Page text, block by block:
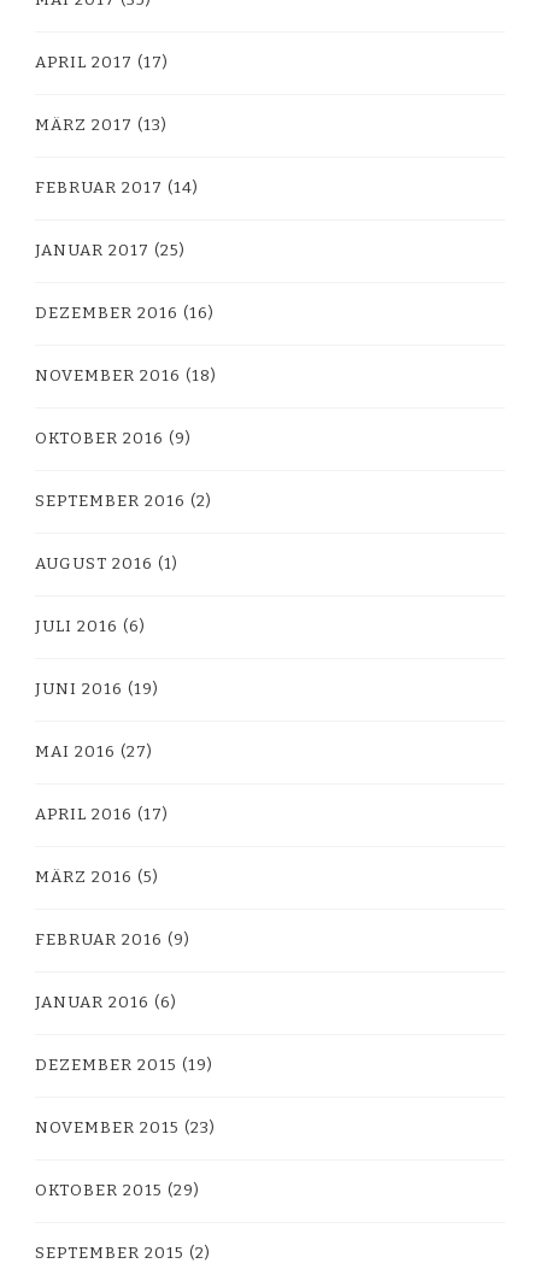
APRIL 2017 (17)
MÄRZ 2017 (13)
FEBRUAR 2017 (14)
JANUAR 2017 (25)
DEZEMBER 2016 (16)
NOVEMBER 2016 (18)
OKTOBER 2016 (9)
SEPTEMBER 2016 (2)
AUGUST 2016 (1)
JULI 2016 (6)
JUNI 2016 (19)
MAI 2016 (27)
APRIL 2016 (17)
MÄRZ 2016 (5)
FEBRUAR 2016 (9)
JANUAR 2016 (6)
DEZEMBER 2015 (19)
NOVEMBER 2015 (23)
OKTOBER 2015 (29)
SEPTEMBER 2015 (2)